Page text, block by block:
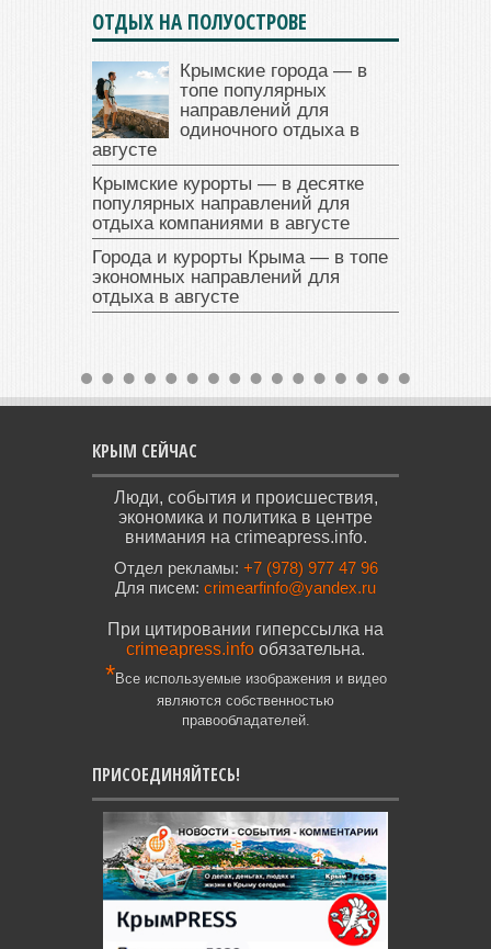
ОТДЫХ НА ПОЛУОСТРОВЕ
Крымские города — в
топе популярных
направлений для
одиночного отдыха в
августе
Крымские курорты — в десятке
популярных направлений для
отдыха компаниями в августе
Города и курорты Крыма — в топе
экономных направлений для
отдыха в августе
КРЫМ СЕЙЧАС
Люди, события и происшествия,
экономика и политика в центре
внимания на crimeapress.info.
Отдел рекламы: +7 (978) 977 47 96
Для писем: crimearfinfo@yandex.ru
При цитировании гиперссылка на
crimeapress.info обязательна.
*Все используемые изображения и видео
являются собственностью
правообладателей.
ПРИСОЕДИНЯЙТЕСЬ!